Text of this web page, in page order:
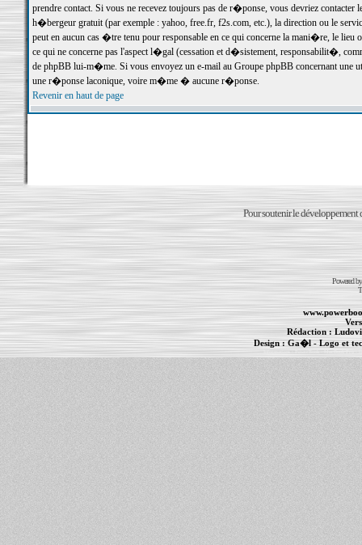
prendre contact. Si vous ne recevez toujours pas de r�ponse, vous devriez
h�bergeur gratuit (par exemple : yahoo, free.fr, f2s.com, etc.), la direction ou le
peut en aucun cas �tre tenu pour responsable en ce qui concerne la mani�re, le
ce qui ne concerne pas l'aspect l�gal (cessation et d�sistement, responsabilit�,
de phpBB lui-m�me. Si vous envoyez un e-mail au Groupe phpBB concernant une
une r�ponse laconique, voire m�me � aucune r�ponse.
Revenir en haut de page
Pour soutenir le développement
Powered
Rédaction :
Design :Ga�l- Logo et
Informations :